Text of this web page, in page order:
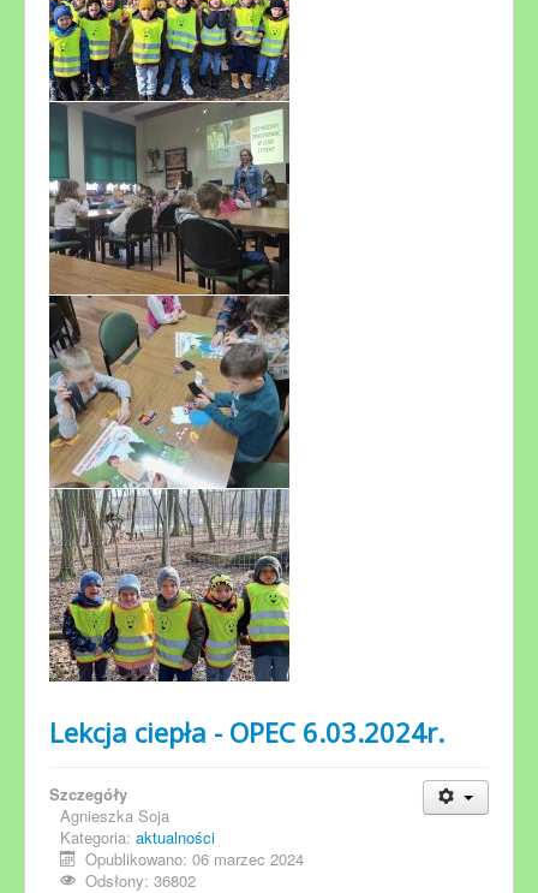
Lekcja ciepła - OPEC 6.03.2024r.
Szczegóły
Agnieszka Soja
Kategoria: aktualności
Opublikowano: 06 marzec 2024
Odsłony: 36802